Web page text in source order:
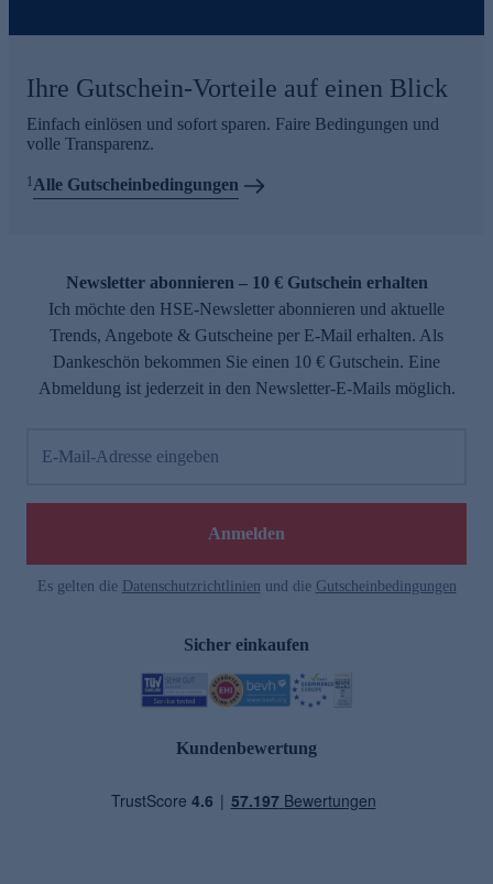
Ihre Gutschein-Vorteile auf einen Blick
Einfach einlösen und sofort sparen. Faire Bedingungen und
volle Transparenz.
1 Alle Gutscheinbedingungen
Newsletter abonnieren – 10 € Gutschein erhalten
Ich möchte den HSE-Newsletter abonnieren und aktuelle
Trends, Angebote & Gutscheine per E-Mail erhalten. Als
Dankeschön bekommen Sie einen 10 € Gutschein. Eine
Abmeldung ist jederzeit in den Newsletter-E-Mails möglich.
E-Mail-Adresse eingeben
Anmelden
Es gelten die Datenschutzrichtlinien und die Gutscheinbedingungen
Sicher einkaufen
Kundenbewertung